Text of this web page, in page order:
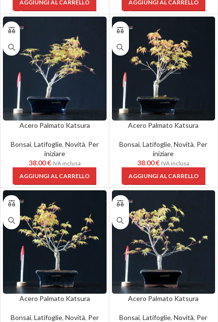
AGGIUNGI AL CARRELLO AGGIUNGI AL CARRELLO
Acero Palmato Katsura
Bonsai, Latifoglie, Novità, Per
iniziare
38.00€ IVA inclusa
AGGIUNGI AL CARRELLO
Acero Palmato Katsura
Bonsai,Latifoglie,Novità, Per
iniziare
38.00€ IVA inclusa
AGGIUNGI AL CARRELLO
Acero Palmato Katsura
Bonsai, Latifoglie, Novità, Per
Acero Palmato Katsura
Bonsai,Latifoglie,Novità, Per